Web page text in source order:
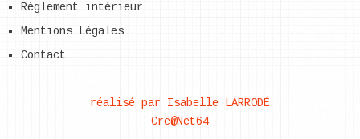
Règlement intérieur
Mentions Légales
Contact
réalisé par Isabelle LARRODÉ
Cre@Net64